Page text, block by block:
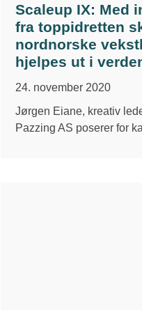
Scaleup IX: Med
fra toppidretten
nordnorske
hjelpes ut i
24. november 2020
Jørgen Eiane, kreativ
Pazzing AS poserer for